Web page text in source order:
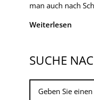
man auch nach
Weiterlesen
SUCHE